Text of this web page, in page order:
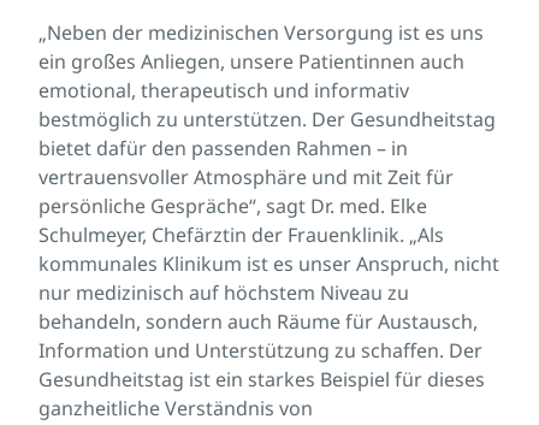
„Neben der medizinischen Versorgung ist es uns
ein großes Anliegen, unsere Patientinnen auch
emotional, therapeutisch und informativ
bestmöglich zu unterstützen. Der Gesundheitstag
bietet dafür den passenden Rahmen – in
vertrauensvoller Atmosphäre und mit Zeit für
persönliche Gespräche“, sagt Dr. med. Elke
Schulmeyer, Chefärztin der Frauenklinik. „Als
kommunales Klinikum ist es unser Anspruch, nicht
nur medizinisch auf höchstem Niveau zu
behandeln, sondern auch Räume für Austausch,
Information und Unterstützung zu schaffen. Der
Gesundheitstag ist ein starkes Beispiel für dieses
ganzheitliche Verständnis von